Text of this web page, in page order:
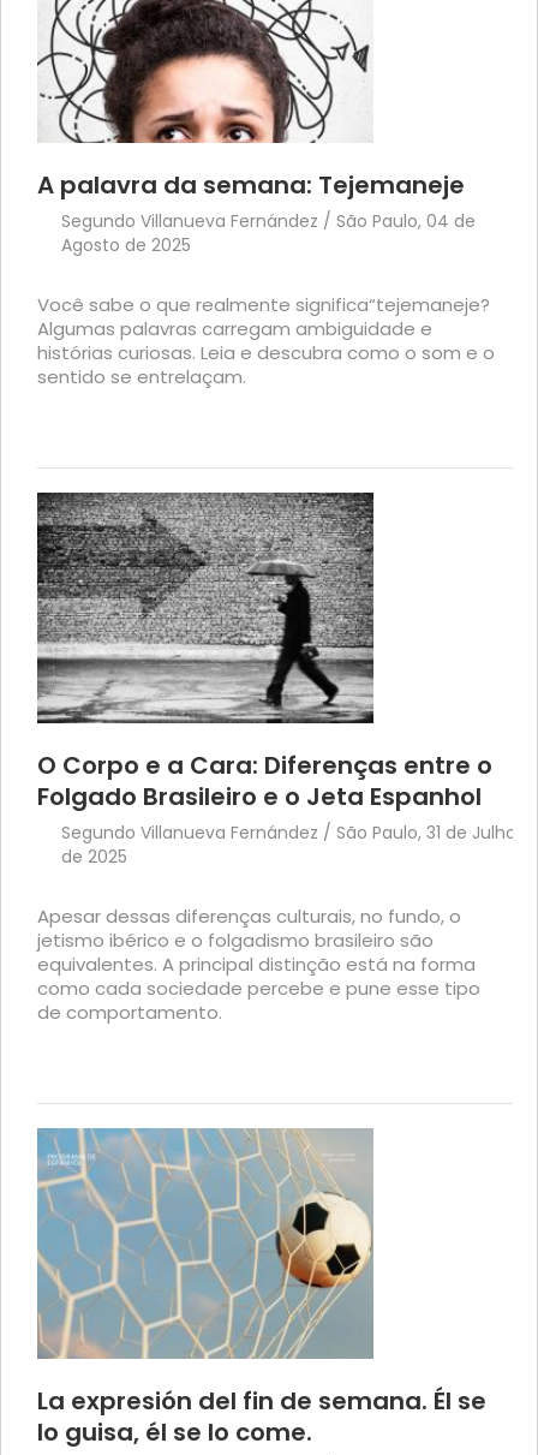
A palavra da semana: Tejemaneje
Segundo Villanueva Fernández / São Paulo, 04 de
Agosto de 2025
Você sabe o que realmente significa“tejemaneje?
Algumas palavras carregam ambiguidade e
histórias curiosas. Leia e descubra como o som e o
sentido se entrelaçam.
O Corpo e a Cara: Diferenças entre o
Folgado Brasileiro e o Jeta Espanhol
Segundo Villanueva Fernández / São Paulo, 31 de Julho
de 2025
Apesar dessas diferenças culturais, no fundo, o
jetismo ibérico e o folgadismo brasileiro são
equivalentes. A principal distinção está na forma
como cada sociedade percebe e pune esse tipo
de comportamento.
La expresión del fin de semana. Él se
lo guisa, él se lo come.